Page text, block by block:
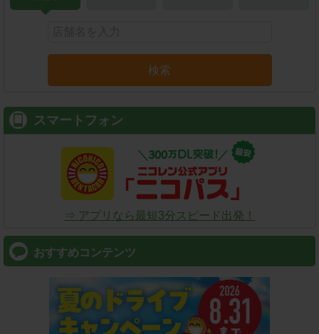
検索
スマートフォン
⇒ アプリなら最短3分スピード出発！
おすすめコンテンツ